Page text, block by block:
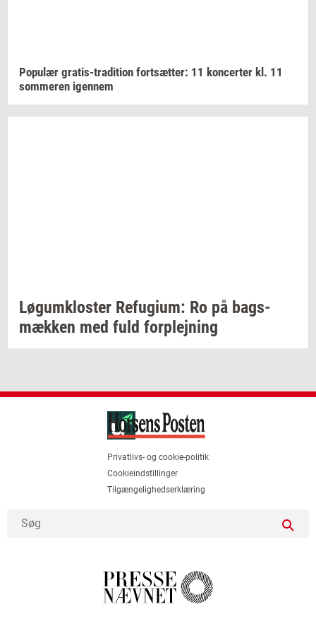
Po­pu­lær gratis-​tradition fort­sæt­ter: 11 kon­cer­ter kl. 11
som­me­ren igen­nem
Løgum­klo­ster Re­fu­gi­um: Ro på bags­
mæk­ken med fuld for­plej­ning
Privatlivs- og cookie-politik
Cookieindstillinger
Tilgængelighedserklæring